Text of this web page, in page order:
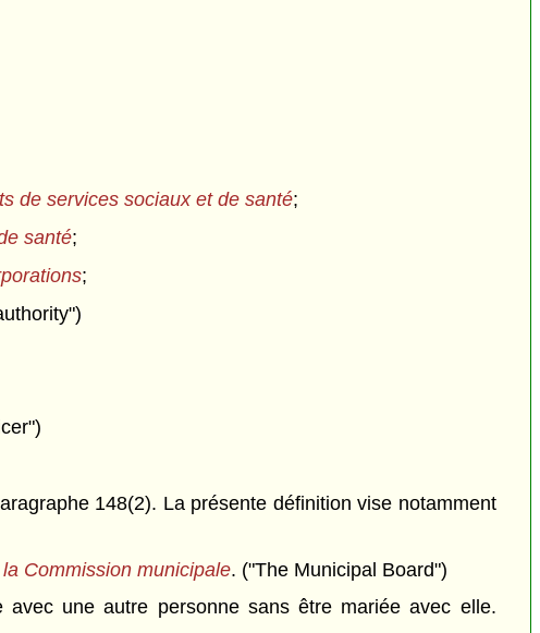
de services sociaux et de santé;
santé;
;
148(2). La présente définition vise notamment
Commission municipale. ("The Municipal Board")
une autre personne sans être mariée avec elle.